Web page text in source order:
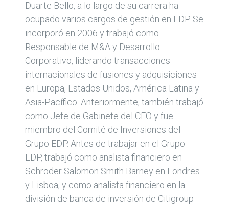
Duarte Bello, a lo largo de su carrera ha
ocupado varios cargos de gestión en EDP. Se
incorporó en 2006 y trabajó como
Responsable de M&A y Desarrollo
Corporativo, liderando transacciones
internacionales de fusiones y adquisiciones
en Europa, Estados Unidos, América Latina y
Asia-Pacífico. Anteriormente, también trabajó
como Jefe de Gabinete del CEO y fue
miembro del Comité de Inversiones del
Grupo EDP. Antes de trabajar en el Grupo
EDP, trabajó como analista financiero en
Schroder Salomon Smith Barney en Londres
y Lisboa, y como analista financiero en la
división de banca de inversión de Citigroup